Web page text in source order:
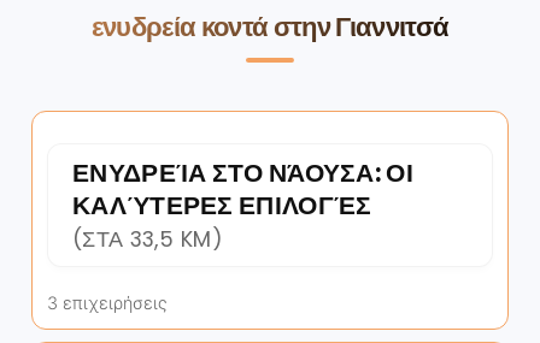
ενυδρεία κοντά στην Γιαννιτσά
ΕΝΥΔΡΕΊΑ ΣΤΟ ΝΆΟΥΣΑ: ΟΙ
ΚΑΛΎΤΕΡΕΣ ΕΠΙΛΟΓΈΣ
(ΣΤΑ 33,5 KM)
3 επιχειρήσεις